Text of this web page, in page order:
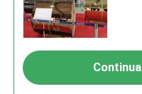
Continua